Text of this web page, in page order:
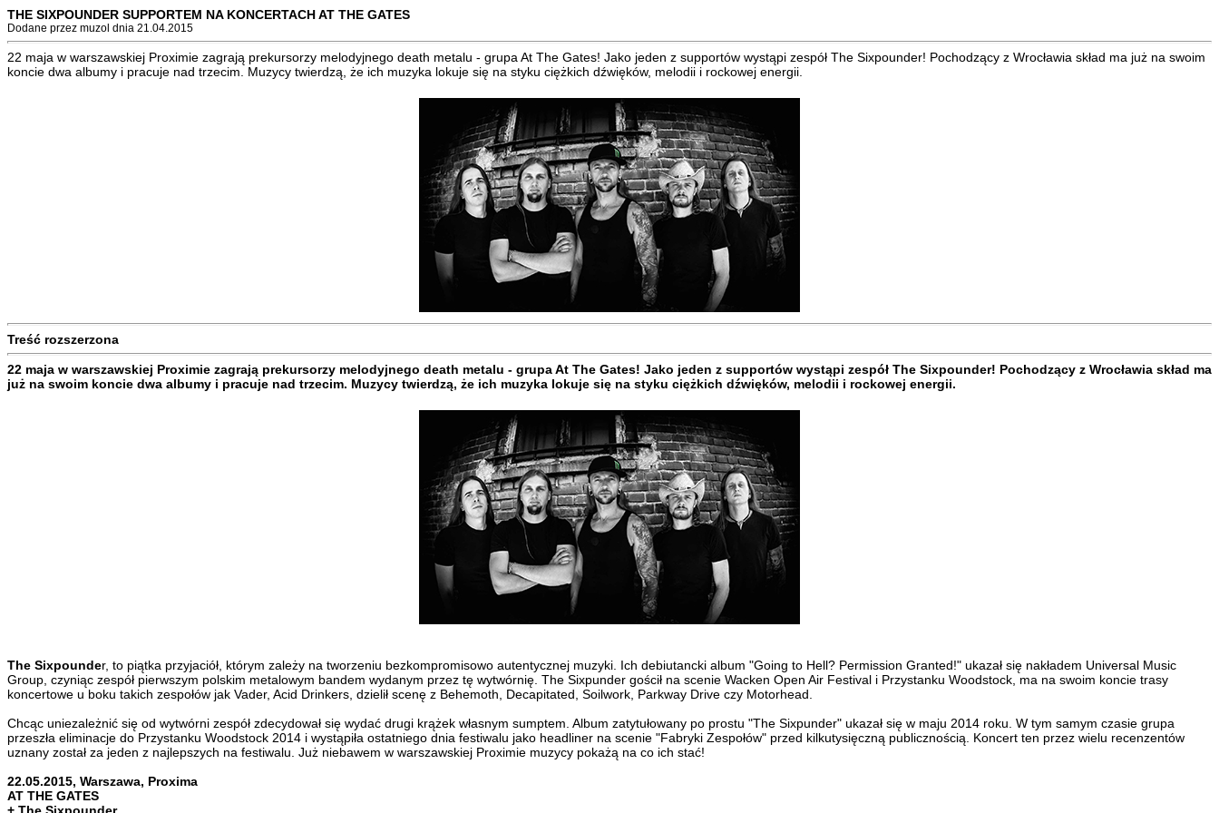
THE SIXPOUNDER SUPPORTEM NA KONCERTACH AT THE GATES
Dodane przez muzol dnia 21.04.2015
22 maja w warszawskiej Proximie zagrają prekursorzy melodyjnego death metalu - grupa At The Gates! Jako jeden z supportów wystąpi zespół The Sixpounder! Pochodzący z Wrocławia skład ma już na swoim
koncie dwa albumy i pracuje nad trzecim. Muzycy twierdzą, że ich muzyka lokuje się na styku ciężkich dźwięków, melodii i rockowej energii.
Treść rozszerzona
22 maja w warszawskiej Proximie zagrają prekursorzy melodyjnego death metalu - grupa At The Gates! Jako jeden z supportów wystąpi zespół The Sixpounder! Pochodzący z Wrocławia skład ma
już na swoim koncie dwa albumy i pracuje nad trzecim. Muzycy twierdzą, że ich muzyka lokuje się na styku ciężkich dźwięków, melodii i rockowej energii.
The Sixpounder, to piątka przyjaciół, którym zależy na tworzeniu bezkompromisowo autentycznej muzyki. Ich debiutancki album "Going to Hell? Permission Granted!" ukazał się nakładem Universal Music
Group, czyniąc zespół pierwszym polskim metalowym bandem wydanym przez tę wytwórnię. The Sixpunder gościł na scenie Wacken Open Air Festival i Przystanku Woodstock, ma na swoim koncie trasy
koncertowe u boku takich zespołów jak Vader, Acid Drinkers, dzielił scenę z Behemoth, Decapitated, Soilwork, Parkway Drive czy Motorhead.
Chcąc uniezależnić się od wytwórni zespół zdecydował się wydać drugi krążek własnym sumptem. Album zatytułowany po prostu "The Sixpunder" ukazał się w maju 2014 roku. W tym samym czasie grupa
przeszła eliminacje do Przystanku Woodstock 2014 i wystąpiła ostatniego dnia festiwalu jako headliner na scenie "Fabryki Zespołów" przed kilkutysięczną publicznością. Koncert ten przez wielu recenzentów
uznany został za jeden z najlepszych na festiwalu. Już niebawem w warszawskiej Proximie muzycy pokażą na co ich stać!
22.05.2015, Warszawa, Proxima
AT THE GATES